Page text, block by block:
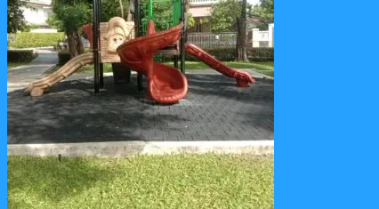
รีวิวสินค้า
เกี่ยวกับเรา
ติดต่อ-สอบถาม
Cart